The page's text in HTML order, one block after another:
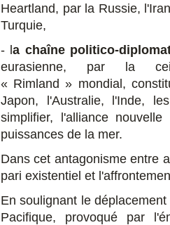
Heartland, par la Russie,
Turquie,
- la chaîne politico-
eurasienne, par la
« Rimland » mondial,
Japon, l'Australie, l'Inde,
simplifier, l'alliance
puissances de la mer.
Dans cet antagonisme entre
pari existentiel et
En soulignant le
Pacifique, provoqué par